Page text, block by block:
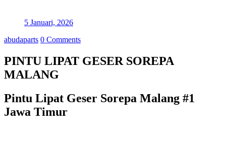
5 Januari, 2026
abudaparts 0 Comments
PINTU LIPAT GESER SOREPA
MALANG
Pintu Lipat Geser Sorepa Malang #1
Jawa Timur